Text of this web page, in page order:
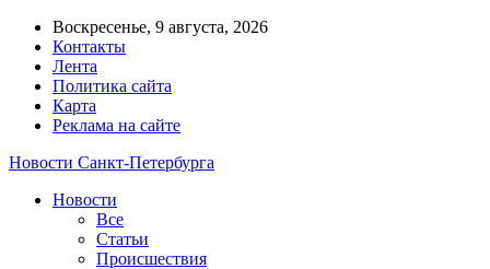
Воскресенье, 9 августа, 2026
Контакты
Лента
Политика сайта
Карта
Реклама на сайте
Новости Санкт-Петербурга
Новости
Все
Статьи
Происшествия